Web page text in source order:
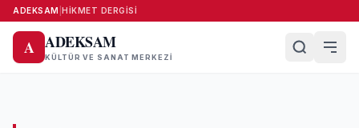
ADEKSAM HIKMET DERGISI
A ADEKSAM
KÜLTÜR VE SANAT MERKEZI